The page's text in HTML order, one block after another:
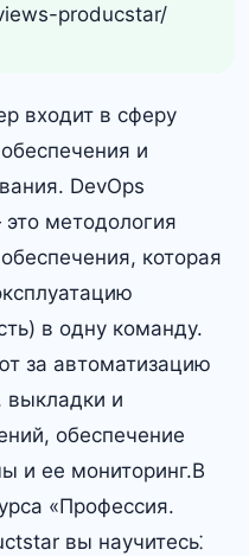
producstar/
входит в сферу
и
DevOps
методология
которая
в одну команду.
за автоматизацию
выкладки и
обеспечение
и ее мониторинг.В
«Профессия.​
вы научитесь⁚